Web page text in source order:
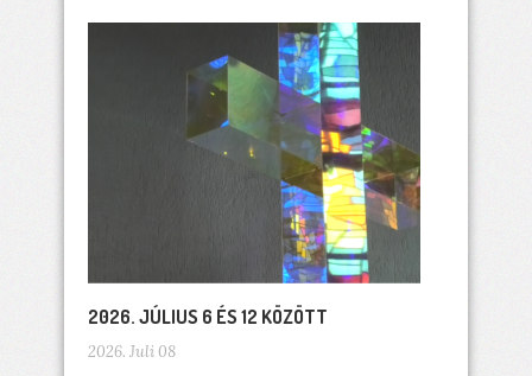
2026. JÚLIUS 6 ÉS 12 KÖZÖTT
2026. Juli 08